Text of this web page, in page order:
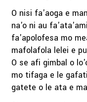
O nisi fa'aoga e
na'o ni au
fa'apolofesa mo
mafolafola lelei e
O se afi gimbal o
mo tifaga e le
gatete o le ata e